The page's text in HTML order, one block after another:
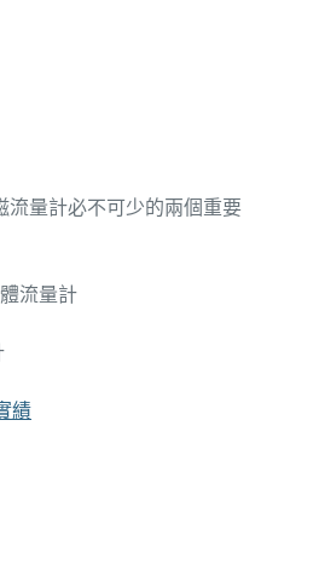
流量計必不可少的兩個重要
流量計
績